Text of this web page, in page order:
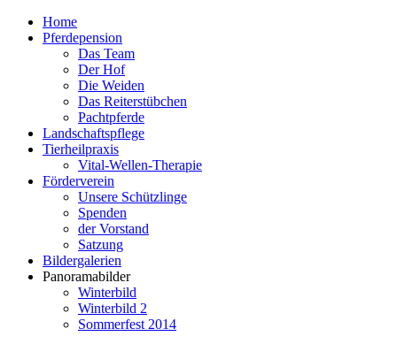
Home
Pferdepension
Das Team
Der Hof
Die Weiden
Das Reiterstübchen
Pachtpferde
Landschaftspflege
Tierheilpraxis
Vital-Wellen-Therapie
Förderverein
Unsere Schützlinge
Spenden
der Vorstand
Satzung
Bildergalerien
Panoramabilder
Winterbild
Winterbild 2
Sommerfest 2014